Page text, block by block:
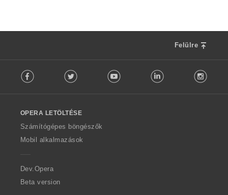
Felülre
o
w
O
p
a
Facebook Twitter Youtube LinkedIn
OPERA LETÖLTÉSE
Számítógépes böngészők
Mobil alkalmazások
Dev.Opera
Beta version